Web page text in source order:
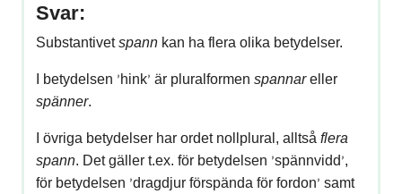
Svar:
Substantivetspannkan ha flera olika betydelser.
I betydelsen ’ hink’ är pluralformen spannareller
spänner.
I övriga betydelser har ordet nollplural, alltså flera
spann. Det gäller t.ex. för betydelsen ’spännvidd ’,
för betydelsen ’drag­djur för­spända för for­don’ samt